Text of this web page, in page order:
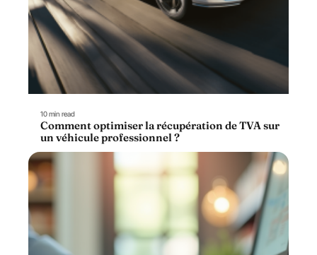
10 min read
Comment optimiser la récupération de TVA sur
un véhicule professionnel ?